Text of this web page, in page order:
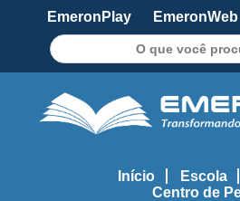
EmeronPlay EmeronWeb
Início Escola
Centro de